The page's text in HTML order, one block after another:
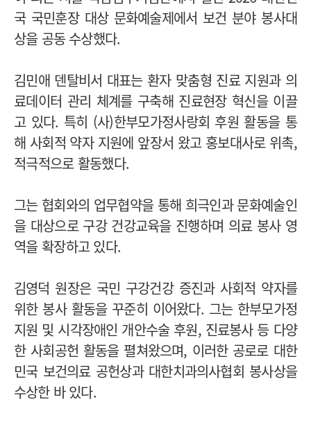
국 국민훈장 대상 문화예술제에서 보건 분야 봉사대
상을 공동 수상했다.
김민애 덴탈비서 대표는 환자 맞춤형 진료 지원과 의
료데이터 관리 체계를 구축해 진료현장 혁신을 이끌
고 있다. 특히 (사)한부모가정사랑회 후원 활동을 통
해 사회적 약자 지원에 앞장서 왔고 홍보대사로 위촉,
적극적으로 활동했다.
그는 협회와의 업무협약을 통해 희극인과 문화예술인
을 대상으로 구강 건강교육을 진행하며 의료 봉사 영
역을 확장하고 있다.
김영덕 원장은 국민 구강건강 증진과 사회적 약자를
위한 봉사 활동을 꾸준히 이어왔다. 그는 한부모가정
지원 및 시각장애인 개안수술 후원, 진료봉사 등 다양
한 사회공헌 활동을 펼쳐왔으며, 이러한 공로로 대한
민국 보건의료 공헌상과 대한치과의사협회 봉사상을
수상한 바 있다.